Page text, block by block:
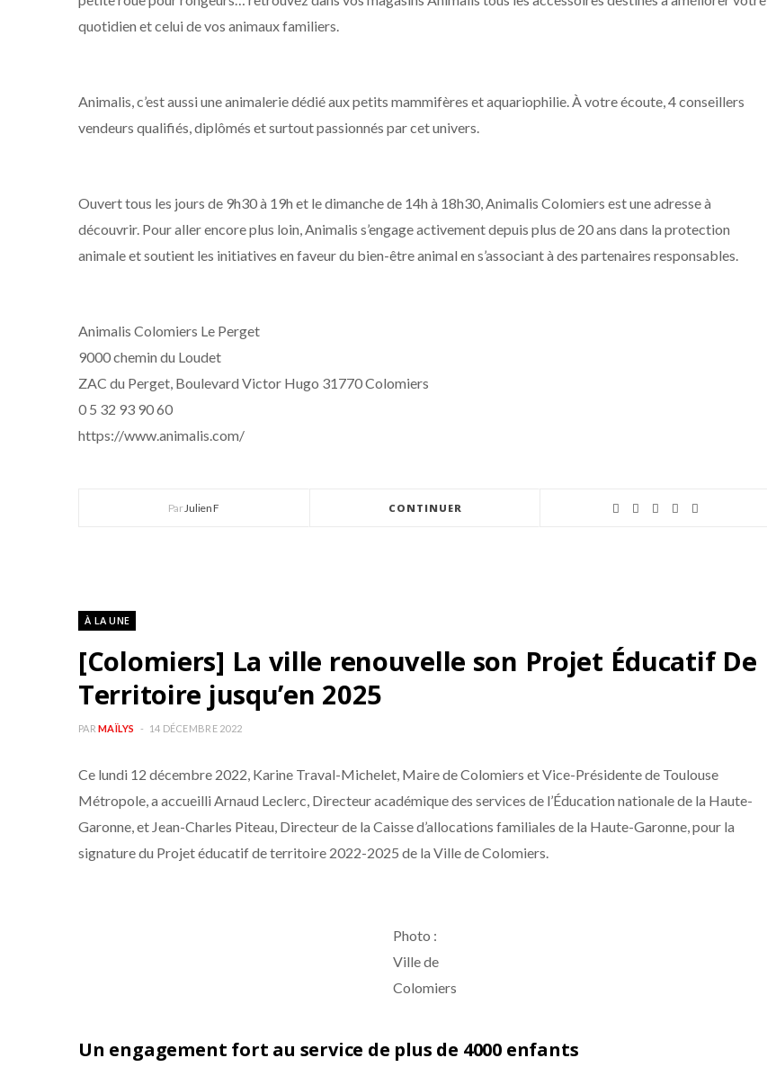
quotidien et celui de vos animaux familiers.
Animalis, c’est aussi une animalerie dédié aux petits mammifères et aquariophilie. À votre écoute, 4 conseillers
vendeurs qualifiés, diplômés et surtout passionnés par cet univers.
Ouvert tous les jours de 9h30 à 19h et le dimanche de 14h à 18h30, Animalis Colomiers est une adresse à
découvrir. Pour aller encore plus loin, Animalis s’engage activement depuis plus de 20 ans dans la protection
animale et soutient les initiatives en faveur du bien-être animal en s’associant à des partenaires responsables.
Animalis Colomiers Le Perget
9000 chemin du Loudet
ZAC du Perget, Boulevard Victor Hugo 31770 Colomiers
0 5 32 93 90 60
https://www.animalis.com/
ParJulien F CONTINUER
À LA UNE
[Colomiers] La ville renouvelle son Projet Éducatif De
Territoire jusqu’en 2025
PAR MAÏLYS 14 DÉCEMBRE 2022
Ce lundi 12 décembre 2022, Karine Traval-Michelet, Maire de Colomiers et Vice-Présidente de Toulouse
Métropole, a accueilli Arnaud Leclerc, Directeur académique des services de l’Éducation nationale de la Haute-
Garonne, et Jean-Charles Piteau, Directeur de la Caisse d’allocations familiales de la Haute-Garonne, pour la
signature du Projet éducatif de territoire 2022-2025 de la Ville de Colomiers.
Photo :
Ville de
Colomiers
Un engagement fort au service de plus de 4000 enfants